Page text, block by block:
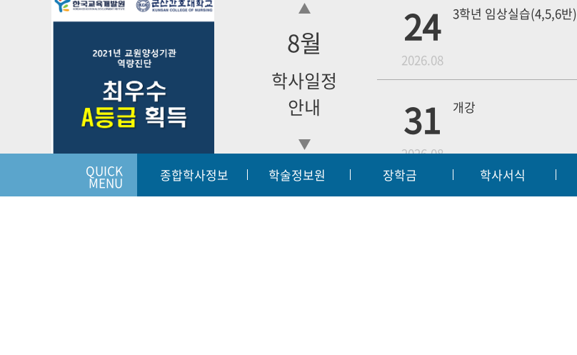
QUICK
MENU 종합학사정보 학술정보원 장학금 학사서식
8월
학사일정
안내
24
2026.08
3학년 임상실습(4,5,6반)
31
2026.08
개강
18 4학년 1차 모의고사
입학상담하기 | 개인정보처리방침 | 이메일무단수집거부 | 예결산공고 | 입찰공고 |